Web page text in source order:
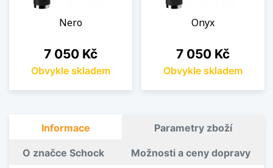
Nero
Cena
7 050 Kč
Obvykle skladem
Onyx
Cena
7 050 Kč
Obvykle skladem
Informace Parametry zboží
O značce Schock Možnosti a ceny dopravy